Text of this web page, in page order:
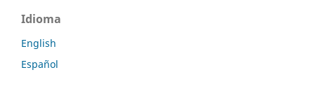
Idioma
English
Español